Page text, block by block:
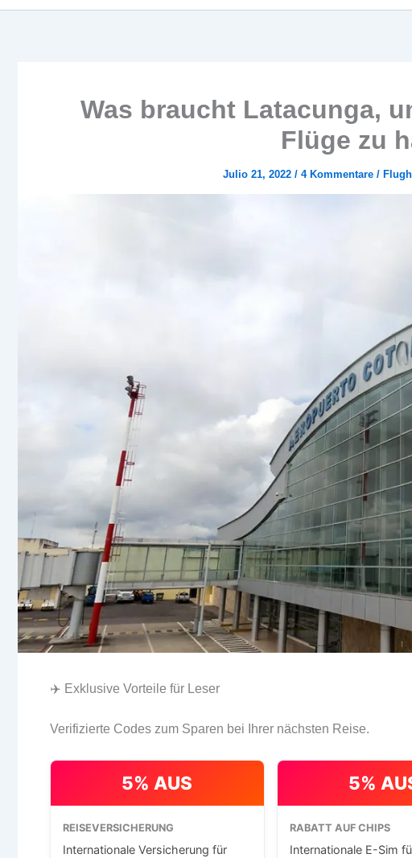
Was braucht Latacunga,
Flüge zu
Julio 21, 2022 / 4 Kommentare /
✈️ Exklusive Vorteile für Leser
Verifizierte Codes zum Sparen bei Ihrer nächsten Reise.
5% AUS
REISEVERSICHERUNG
Internationale Versicherung für
5%
RABATT AUF CHIPS
Internationale E-Sim